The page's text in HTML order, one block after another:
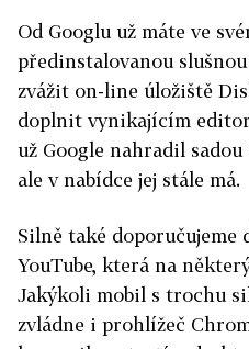
Od Googlu už máte ve
předinstalovanou
zvážit on-line úložiště
doplnit vynikajícím
už Google nahradil
ale v nabídce jej stále má.
Silně také doporučujeme
YouTube, která na
Jakýkoli mobil s trochu
zvládne i prohlížeč